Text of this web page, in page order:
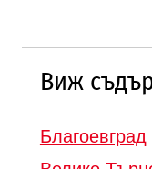
Виж
Благоевград